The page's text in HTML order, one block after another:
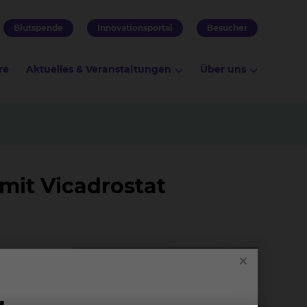
Blutspende Innovationsportal Besucher
Aktuelles & Veranstaltungen Über uns
Vicadrostat